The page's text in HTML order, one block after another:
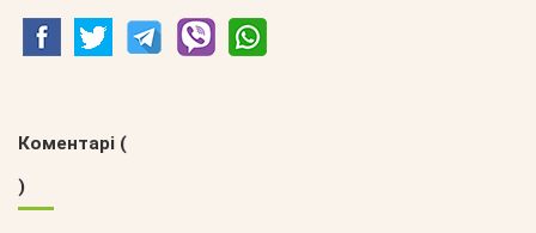
Коментарі (
)